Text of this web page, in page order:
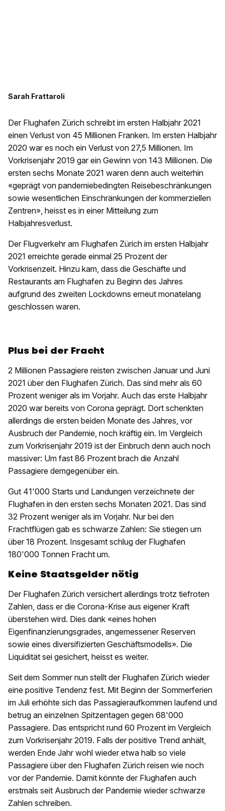
Sarah Frattaroli
Der Flughafen Zürich schreibt im ersten Halbjahr 2021
einen Verlust von 45 Millionen Franken. Im ersten Halbjahr
2020 war es noch ein Verlust von 27,5 Millionen. Im
Vorkrisenjahr 2019 gar ein Gewinn von 143 Millionen. Die
ersten sechs Monate 2021 waren denn auch weiterhin
«geprägt von pandemiebedingten Reisebeschränkungen
sowie wesentlichen Einschränkungen der kommerziellen
Zentren», heisst es in einer Mitteilung zum
Halbjahresverlust.
Der Flugverkehr am Flughafen Zürich im ersten Halbjahr
2021 erreichte gerade einmal 25 Prozent der
Vorkrisenzeit. Hinzu kam, dass die Geschäfte und
Restaurants am Flughafen zu Beginn des Jahres
aufgrund des zweiten Lockdowns erneut monatelang
geschlossen waren.
Plus bei der Fracht
2 Millionen Passagiere reisten zwischen Januar und Juni
2021 über den Flughafen Zürich. Das sind mehr als 60
Prozent weniger als im Vorjahr. Auch das erste Halbjahr
2020 war bereits von Corona geprägt. Dort schenkten
allerdings die ersten beiden Monate des Jahres, vor
Ausbruch der Pandemie, noch kräftig ein. Im Vergleich
zum Vorkrisenjahr 2019 ist der Einbruch denn auch noch
massiver: Um fast 86 Prozent brach die Anzahl
Passagiere demgegenüber ein.
Gut 41'000 Starts und Landungen verzeichnete der
Flughafen in den ersten sechs Monaten 2021. Das sind
32 Prozent weniger als im Vorjahr. Nur bei den
Frachtflügen gab es schwarze Zahlen: Sie stiegen um
über 18 Prozent. Insgesamt schlug der Flughafen
180'000 Tonnen Fracht um.
Keine Staatsgelder nötig
Der Flughafen Zürich versichert allerdings trotz tiefroten
Zahlen, dass er die Corona-Krise aus eigener Kraft
überstehen wird. Dies dank «eines hohen
Eigenfinanzierungsgrades, angemessener Reserven
sowie eines diversifizierten Geschäftsmodells». Die
Liquidität sei gesichert, heisst es weiter.
Seit dem Sommer nun stellt der Flughafen Zürich wieder
eine positive Tendenz fest. Mit Beginn der Sommerferien
im Juli erhöhte sich das Passagieraufkommen laufend und
betrug an einzelnen Spitzentagen gegen 68'000
Passagiere. Das entspricht rund 60 Prozent im Vergleich
zum Vorkrisenjahr 2019. Falls der positive Trend anhält,
werden Ende Jahr wohl wieder etwa halb so viele
Passagiere über den Flughafen Zürich reisen wie noch
vor der Pandemie. Damit könnte der Flughafen auch
erstmals seit Ausbruch der Pandemie wieder schwarze
Zahlen schreiben.